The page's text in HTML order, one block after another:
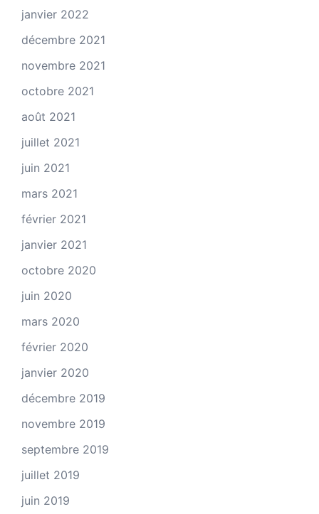
janvier 2022
décembre 2021
novembre 2021
octobre 2021
août 2021
juillet 2021
juin 2021
mars 2021
février 2021
janvier 2021
octobre 2020
juin 2020
mars 2020
février 2020
janvier 2020
décembre 2019
novembre 2019
septembre 2019
juillet 2019
juin 2019